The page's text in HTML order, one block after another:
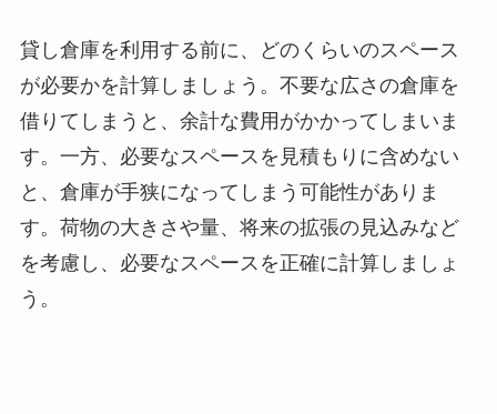
貸し倉庫を利用する前に、どのくらいのスペース
が必要かを計算しましょう。不要な広さの倉庫を
借りてしまうと、余計な費用がかかってしまいま
す。一方、必要なスペースを見積もりに含めない
と、倉庫が手狭になってしまう可能性がありま
す。荷物の大きさや量、将来の拡張の見込みなど
を考慮し、必要なスペースを正確に計算しましょ
う。